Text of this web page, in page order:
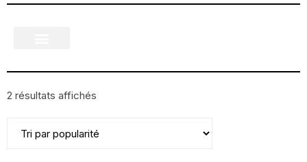
2 résultats affichés